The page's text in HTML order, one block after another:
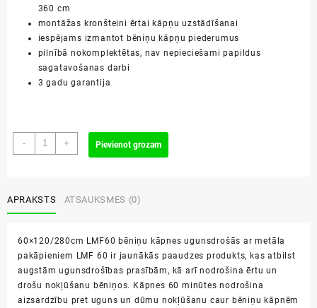
360 cm
montāžas kronšteini ērtai kāpņu uzstādīšanai
iespējams izmantot bēniņu kāpņu piederumus
pilnībā nokomplektētas, nav nepieciešami papildus
sagatavošanas darbi
3 gadu garantija
-
60x120/280cm
LMF60
daudzums
+ Pievienot grozam
APRAKSTS ATSAUKSMES (0)
60×120/280cm LMF60 bēniņu kāpnes ugunsdrošās ar metāla
pakāpieniem LMF 60 ir jaunākās paaudzes produkts, kas atbilst
augstām ugunsdrošības prasībām, kā arī nodrošina ērtu un
drošu nokļūšanu bēniņos. Kāpnes 60 minūtes nodrošina
aizsardzību pret uguns un dūmu nokļūšanu caur bēniņu kāpnēm